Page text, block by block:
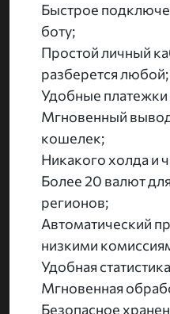
Быстрое
боту;
Простой личный
разберется любой;
Удобные платежки
Мгновенный
кошелек;
Никакого холда и
Более 20 валют
регионов;
Автоматический
низкими
Удобная
Мгновенная
Безопасное